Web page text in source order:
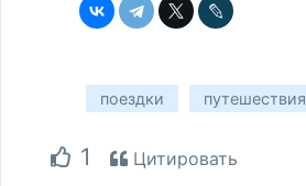
поездки путешествия
1 Цитировать